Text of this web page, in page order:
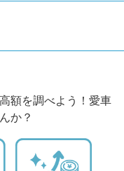
額を調べよう！愛車
か？